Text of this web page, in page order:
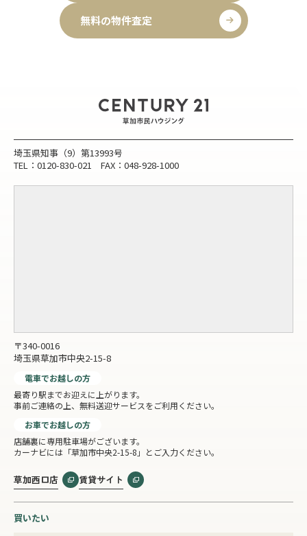
無料の物件査定
埼玉県知事（9）第13993号
TEL：0120-830-021 FAX：048-928-1000
〒340-0016
埼玉県草加市中央2-15-8
電車でお越しの方
最寄り駅までお迎えに上がります。
事前ご連絡の上、無料送迎サービスをご利用ください。
お車でお越しの方
店舗裏に専用駐車場がございます。
カーナビには「草加市中央2-15-8」とご入力ください。
草加西口店 賃貸サイト
買いたい